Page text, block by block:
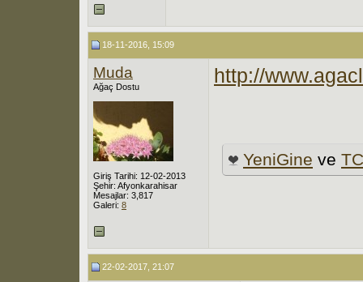
18-11-2016, 15:09
Muda
Ağaç Dostu
Giriş Tarihi: 12-02-2013
Şehir: Afyonkarahisar
Mesajlar: 3,817
Galeri: 8
http://
YeniGine ve
22-02-2017, 21:07